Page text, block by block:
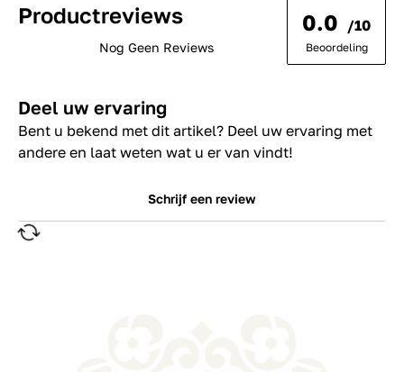
Productreviews
Nog Geen Reviews
0.0 /10
Beoordeling
Deel uw ervaring
Bent u bekend met dit artikel? Deel uw ervaring met
andere en laat weten wat u er van vindt!
Schrijf een review